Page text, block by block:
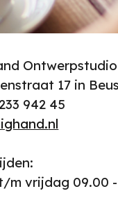
Ontwerpstudio
17 in
942 45
nl
m vrijdag 09.00 -